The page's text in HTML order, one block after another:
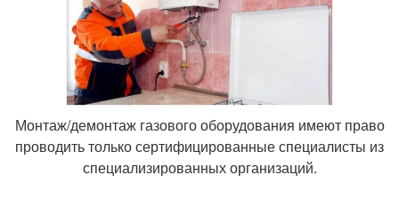
Монтаж/демонтаж газового оборудования имеют право
проводить только сертифицированные специалисты из
специализированных организаций.